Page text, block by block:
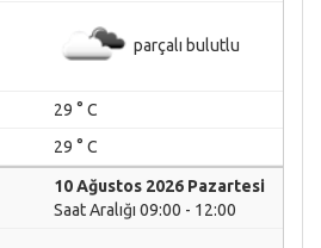
parçalı bulutlu
29 ° C
29 ° C
10 Ağustos 2026 Pazartesi
Saat Aralığı 09:00 - 12:00